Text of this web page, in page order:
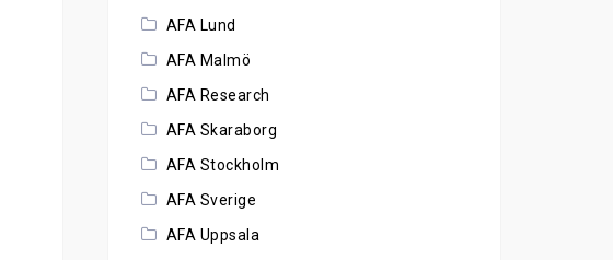
AFA Lund
AFA Malmö
AFA Research
AFA Skaraborg
AFA Stockholm
AFA Sverige
AFA Uppsala